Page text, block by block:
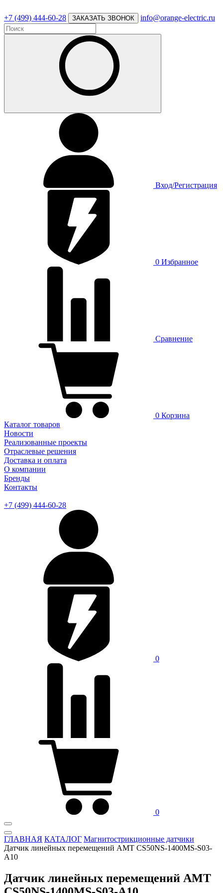
+7 (499) 444-60-28 ЗАКАЗАТЬ ЗВОНОК info@orange-electric.ru
Вход/Регистрация
0 Избранное
Сравнение
0 Корзина
Каталог товаров
Новости
Реализованные проекты
Отраслевые решения
Доставка и оплата
О компании
Бренды
Контакты
+7 (499) 444-60-28
0
0
ГЛАВНАЯ КАТАЛОГ Магнитострикционные датчики
Датчик линейных перемещений AMT CS50NS-1400MS-S03-
A10
Датчик линейных перемещений AMT